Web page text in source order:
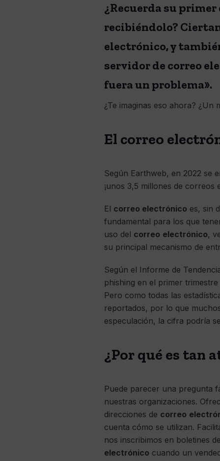
¿Recuerda su
recibiéndolo?
electrónico, y
servidor de correo
fuera un problema».
¿Te imaginas eso ahora? ¿Un
El correo
Según Earthweb, en 2022 se
¡unos 3,5 millones de correos
El correo electrónico es, sin
fundamental para los que
uso del correo electrónico,
su principal mecanismo de
Según el Informe de
phishing en el primer
Pero como todas las
reportados, por lo que
especulación, la cifra podría
¿Por qué es tan
Puede parecer una pregunta
nuestras organizaciones.
direcciones de correo
cuenta cómo se utilizan.
nos inscribimos en boletines
electrónico cuando un